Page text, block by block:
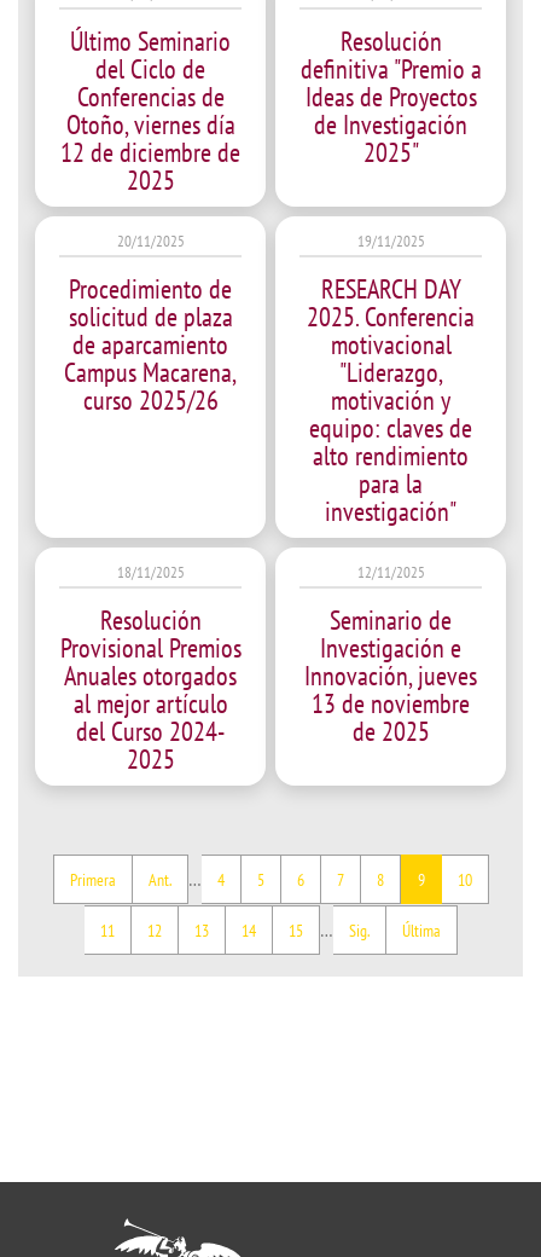
Último Seminario
del Ciclo de
Conferencias de
Otoño, viernes día
12 de diciembre de
2025
Resolución
definitiva "Premio a
Ideas de Proyectos
de Investigación
2025"
20/11/2025
Procedimiento de
solicitud de plaza
de aparcamiento
Campus Macarena,
curso 2025/26
19/11/2025
RESEARCH DAY
2025. Conferencia
motivacional
"Liderazgo,
motivación y
equipo: claves de
alto rendimiento
para la
investigación"
18/11/2025
Resolución
Provisional Premios
Anuales otorgados
al mejor artículo
del Curso 2024-
2025
12/11/2025
Seminario de
Investigación e
Innovación, jueves
13 de noviembre
de 2025
Pagination
First
page
Primera Previous
page
Ant. … Page
4 Page
5 Page
6 Page
7 Page
8 Current
page
9 Page
10
Page
11 Page
12 Page
13 Page
14 Page
15 … Next
page
Sig. Last
page
Última